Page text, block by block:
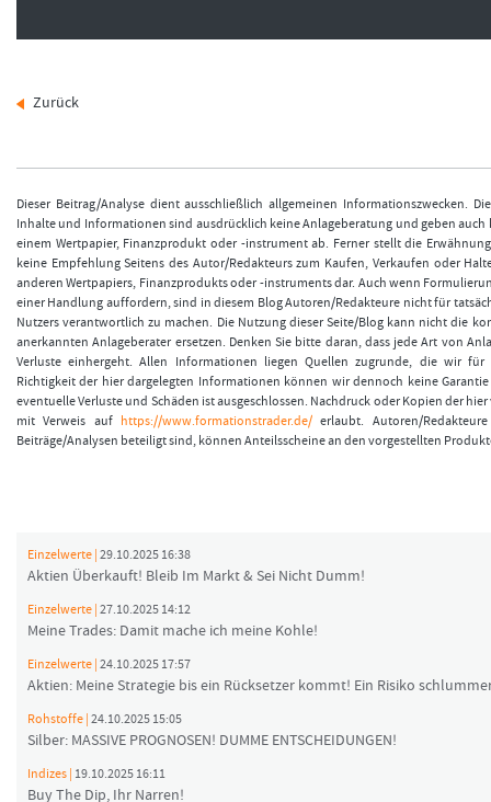
Zurück
Dieser Beitrag/Analyse dient ausschließlich allgemeinen Informationszwecken.
Inhalte und Informationen sind ausdrücklich keine Anlageberatung und geben
einem Wertpapier, Finanzprodukt oder -instrument ab. Ferner stellt die
keine Empfehlung Seitens des Autor/Redakteurs zum Kaufen, Verkaufen oder
anderen Wertpapiers, Finanzprodukts oder -instruments dar. Auch wenn
einer Handlung auffordern, sind in diesem Blog Autoren/Redakteure nicht für
Nutzers verantwortlich zu machen. Die Nutzung dieser Seite/Blog kann nicht die
anerkannten Anlageberater ersetzen. Denken Sie bitte daran, dass jede Art von
Verluste einhergeht. Allen Informationen liegen Quellen zugrunde, die wir für
Richtigkeit der hier dargelegten Informationen können wir dennoch keine
eventuelle Verluste und Schäden ist ausgeschlossen. Nachdruck oder Kopien der
mit Verweis auf https://www.formationstrader.de/erlaubt. Autoren/
Beiträge/Analysen beteiligt sind, können Anteilsscheine an den vorgestellten
Einzelwerte | 29.10.2025 16:38
Aktien Überkauft! Bleib Im Markt & Sei Nicht Dumm!
Einzelwerte | 27.10.2025 14:12
Meine Trades: Damit mache ich meine Kohle!
Einzelwerte | 24.10.2025 17:57
Aktien: Meine Strategie bis ein Rücksetzer kommt! Ein Risiko
Rohstoffe | 24.10.2025 15:05
Silber: MASSIVE PROGNOSEN! DUMME ENTSCHEIDUNGEN!
Indizes | 19.10.2025 16:11
Buy The Dip, Ihr Narren!